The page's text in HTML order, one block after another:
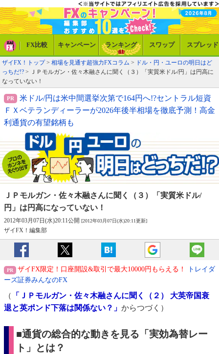
FX比較 キャンペーン ランキング スワップ スプレッド
ザイFX！トップ> 相場を見通す超強力FXコラム > ドル・円・ユーロの明日はど
っちだ!? > ＪＰモルガン・佐々木融さんに聞く（３）「実質米ドル/円」は円高に
なっていない！
米ドル/円は米中間選挙次第で164円へ!?セントラル短資
ＦＸベテランディーラーが2026年後半相場を徹底予測！高金
利通貨の有望銘柄も
ＪＰモルガン・佐々木融さんに聞く（３）
「実質米ドル/
円」は円高になっていない！
2012年03月07日(水)20:11公開 [2012年03月07日(水)20:11更新]
ザイFX！編集部
ザイFX限定！口座開設&取引で最大10000円もらえる！
トレイダ
ーズ証券みんなのFX
（
「ＪＰモルガン・佐々木融さんに聞く（２） 大英帝国衰
退と英ポンド下落は関係ない？」 からつづく）
■通貨の総合的な動きを見る「実効為替レー
ト」とは？